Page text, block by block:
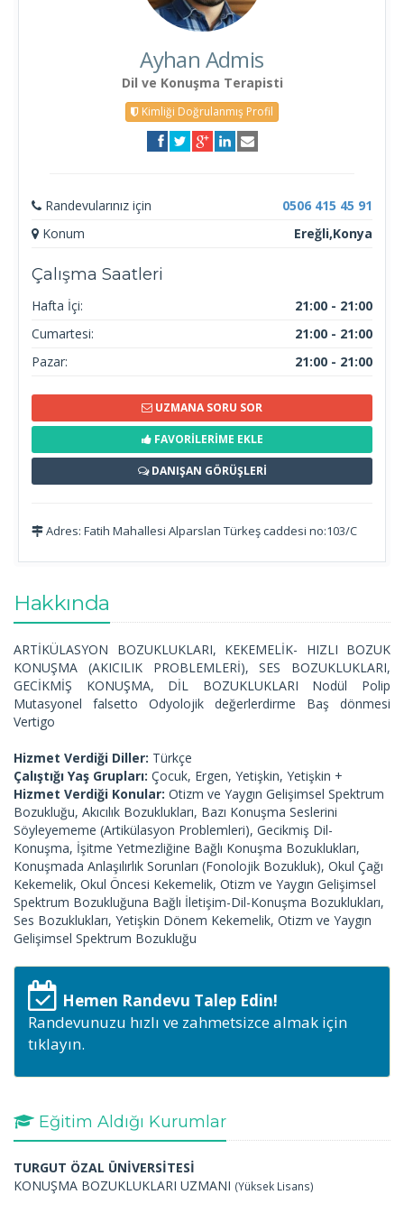
Ayhan Admis
Dil ve Konuşma Terapisti
Kimliği Doğrulanmış Profil
Randevularınız için
0506 415 45 91
Konum
Ereğli,Konya
Çalışma Saatleri
Hafta İçi:
21:00 - 21:00
Cumartesi:
21:00 - 21:00
Pazar:
21:00 - 21:00
UZMANA SORU SOR
FAVORİLERİME EKLE
DANIŞAN GÖRÜŞLERİ
Adres: Fatih Mahallesi Alparslan Türkeş caddesi no:103/C
Hakkında
ARTİKÜLASYON BOZUKLUKLARI, KEKEMELİK- HIZLI BOZUK
KONUŞMA (AKICILIK PROBLEMLERİ), SES BOZUKLUKLARI,
GECİKMİŞ KONUŞMA, DİL BOZUKLUKLARI Nodül Polip
Mutasyonel falsetto Odyolojik değerlerdirme Baş dönmesi
Vertigo
Hizmet Verdiği Diller: Türkçe
Çalıştığı Yaş Grupları: Çocuk, Ergen, Yetişkin, Yetişkin +
Hizmet Verdiği Konular: Otizm ve Yaygın Gelişimsel Spektrum
Bozukluğu, Akıcılık Bozuklukları, Bazı Konuşma Seslerini
Söyleyememe (Artikülasyon Problemleri), Gecikmiş Dil-
Konuşma, İşitme Yetmezliğine Bağlı Konuşma Bozuklukları,
Konuşmada Anlaşılırlık Sorunları (Fonolojik Bozukluk), Okul Çağı
Kekemelik, Okul Öncesi Kekemelik, Otizm ve Yaygın Gelişimsel
Spektrum Bozukluğuna Bağlı İletişim-Dil-Konuşma Bozuklukları,
Ses Bozuklukları, Yetişkin Dönem Kekemelik, Otizm ve Yaygın
Gelişimsel Spektrum Bozukluğu
Hemen Randevu Talep Edin!
Randevunuzu hızlı ve zahmetsizce almak için
tıklayın.
Eğitim Aldığı Kurumlar
TURGUT ÖZAL ÜNİVERSİTESİ
KONUŞMA BOZUKLUKLARI UZMANI (Yüksek Lisans)